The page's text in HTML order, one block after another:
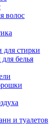
волос
для стирки
белья
и туалетов